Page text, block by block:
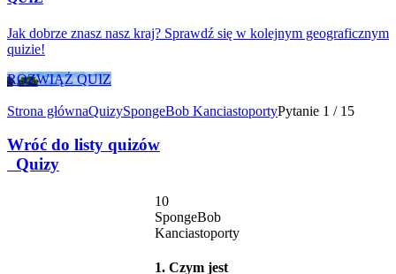
Jak dobrze znasz nasz kraj? Sprawdź się w kolejnym geograficznym
quizie!
ROZWIĄŻ QUIZ
Strona głównaQuizySpongeBob KanciastoportyPytanie 1 / 15
Wróć do listy quizów
Quizy
10
SpongeBob
Kanciastoporty
1. Czym jest